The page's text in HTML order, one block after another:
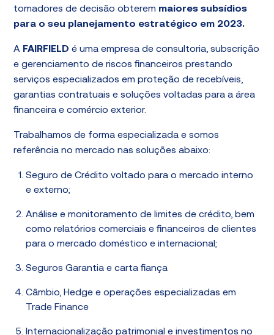
tomadores de decisão obterem maiores subsídios
para o seu planejamento estratégico em 2023.
A FAIRFIELD é uma empresa de consultoria, subscrição
e gerenciamento de riscos financeiros prestando
serviços especializados em proteção de recebíveis,
garantias contratuais e soluções voltadas para a área
financeira e comércio exterior.
Trabalhamos de forma especializada e somos
referência no mercado nas soluções abaixo:
Seguro de Crédito voltado para o mercado interno
e externo;
Análise e monitoramento de limites de crédito, bem
como relatórios comerciais e financeiros de clientes
para o mercado doméstico e internacional;
Seguros Garantia e carta fiança
Câmbio, Hedge e operações especializadas em
Trade Finance
Internacionalização patrimonial e investimentos no